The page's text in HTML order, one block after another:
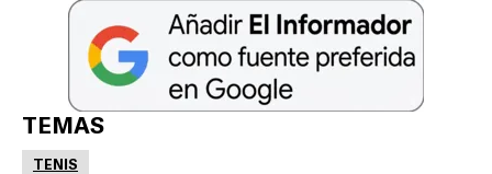
TEMAS
TENIS